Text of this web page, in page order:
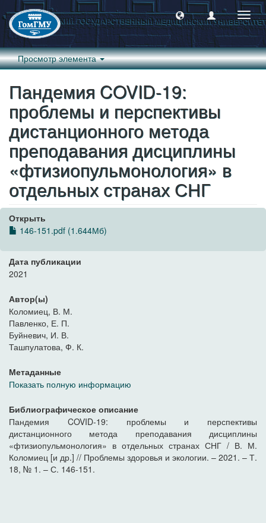
Просмотр элемента
Пандемия COVID-19:
проблемы и перспективы
дистанционного метода
преподавания дисциплины
«фтизиопульмонология» в
отдельных странах СНГ
Открыть
146-151.pdf (1.644Мб)
Дата публикации
2021
Автор(ы)
Коломиец, В. М.
Павленко, Е. П.
Буйневич, И. В.
Ташпулатова, Ф. К.
Метаданные
Показать полную информацию
Библиографическое описание
Пандемия COVID-19: проблемы и перспективы
дистанционного метода преподавания дисциплины
«фтизиопульмонология» в отдельных странах СНГ / В. М.
Коломиец [и др.] // Проблемы здоровья и экологии. – 2021. – Т.
18, № 1. – С. 146-151.